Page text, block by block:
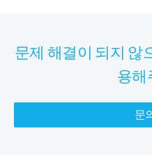
문제 해결이 되지 않
용해
문